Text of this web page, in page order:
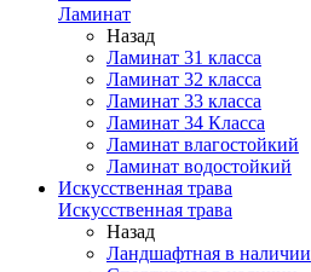
Ламинат
Назад
Ламинат 31 класса
Ламинат 32 класса
Ламинат 33 класса
Ламинат 34 Класса
Ламинат влагостойкий
Ламинат водостойкий
Искусственная трава
Искусственная трава
Назад
Ландшафтная в наличии